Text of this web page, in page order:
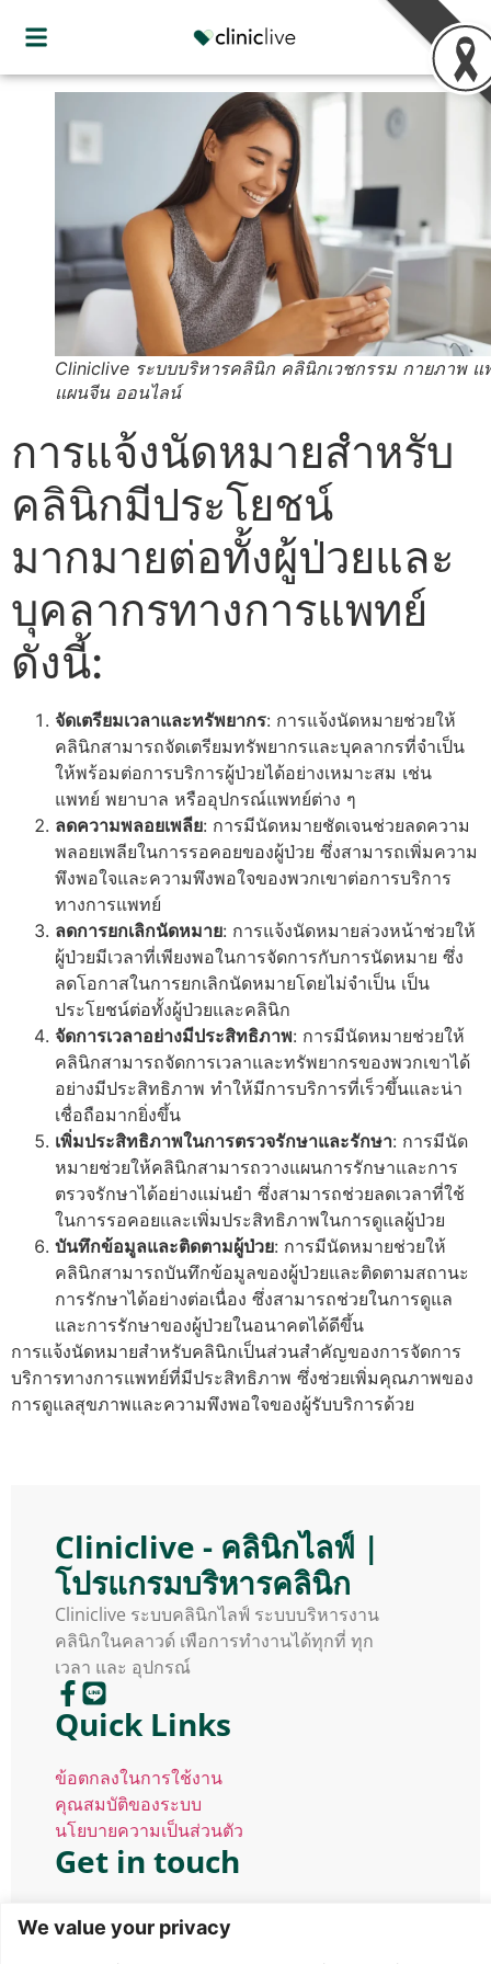
Cliniclive ระบบบริหารคลินิก คลินิกเวชกรรม กายภาพ แ
แผนจีน ออนไลน์
การแจ้งนัดหมายสำหรับ
คลินิกมีประโยชน์
มากมายต่อทั้งผู้ป่วยและ
บุคลากรทางการแพทย์
ดังนี้:
จัดเตรียมเวลาและทรัพยากร: การแจ้งนัดหมายช่วยให้
คลินิกสามารถจัดเตรียมทรัพยากรและบุคลากรที่จำเป็น
ให้พร้อมต่อการบริการผู้ป่วยได้อย่างเหมาะสม เช่น
แพทย์ พยาบาล หรืออุปกรณ์แพทย์ต่าง ๆ
ลดความพลอยเพลีย: การมีนัดหมายชัดเจนช่วยลดความ
พลอยเพลียในการรอคอยของผู้ป่วย ซึ่งสามารถเพิ่มความ
พึงพอใจและความพึงพอใจของพวกเขาต่อการบริการ
ทางการแพทย์
ลดการยกเลิกนัดหมาย: การแจ้งนัดหมายล่วงหน้าช่วยให้
ผู้ป่วยมีเวลาที่เพียงพอในการจัดการกับการนัดหมาย ซึ่ง
ลดโอกาสในการยกเลิกนัดหมายโดยไม่จำเป็น เป็น
ประโยชน์ต่อทั้งผู้ป่วยและคลินิก
จัดการเวลาอย่างมีประสิทธิภาพ: การมีนัดหมายช่วยให้
คลินิกสามารถจัดการเวลาและทรัพยากรของพวกเขาได้
อย่างมีประสิทธิภาพ ทำให้มีการบริการที่เร็วขึ้นและน่า
เชื่อถือมากยิ่งขึ้น
เพิ่มประสิทธิภาพในการตรวจรักษาและรักษา: การมีนัด
หมายช่วยให้คลินิกสามารถวางแผนการรักษาและการ
ตรวจรักษาได้อย่างแม่นยำ ซึ่งสามารถช่วยลดเวลาที่ใช้
ในการรอคอยและเพิ่มประสิทธิภาพในการดูแลผู้ป่วย
บันทึกข้อมูลและติดตามผู้ป่วย: การมีนัดหมายช่วยให้
คลินิกสามารถบันทึกข้อมูลของผู้ป่วยและติดตามสถานะ
การรักษาได้อย่างต่อเนื่อง ซึ่งสามารถช่วยในการดูแล
และการรักษาของผู้ป่วยในอนาคตได้ดีขึ้น
การแจ้งนัดหมายสำหรับคลินิกเป็นส่วนสำคัญของการจัดการ
บริการทางการแพทย์ที่มีประสิทธิภาพ ซึ่งช่วยเพิ่มคุณภาพของ
การดูแลสุขภาพและความพึงพอใจของผู้รับบริการด้วย
Cliniclive - คลินิกไลฟ์ |
โปรแกรมบริหารคลินิก
Cliniclive ระบบคลินิกไลฟ์ ระบบบริหารงาน
คลินิกในคลาวด์ เพือการทำงานได้ทุกที่ ทุก
เวลา และ อุปกรณ์
Quick Links
ข้อตกลงในการใช้งาน
คุณสมบัติของระบบ
นโยบายความเป็นส่วนตัว
Get in touch
299/22 Viphavai Road Laksi Bangkok
Thailand 025517161 hello@cliniclive.com
We value your privacy